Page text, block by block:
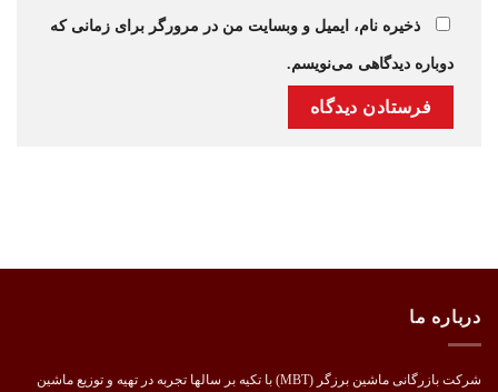
ذخیره نام، ایمیل و وبسایت من در مرورگر برای زمانی که
دوباره دیدگاهی می‌نویسم.
درباره ما
شرکت بازرگانی ماشین برزگر (MBT) با تکیه بر سالها تجربه در تهیه و توزیع ماشین